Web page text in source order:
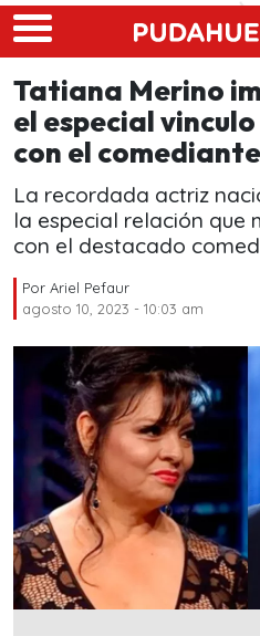
Skip to main content
Tatiana Merino
el especial
con el
La recordada actriz
la especial relación que
con el destacado
Por Ariel Pefaur
agosto 10, 2023 - 10:03 am